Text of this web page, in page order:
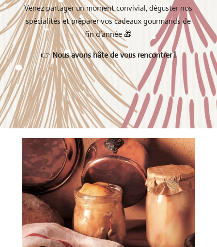
Venez partager un moment convivial, déguster nos
spécialités et préparer vos cadeaux gourmands de
fin d’année 🎁
👉Nous avons hâte de vous rencontrer !